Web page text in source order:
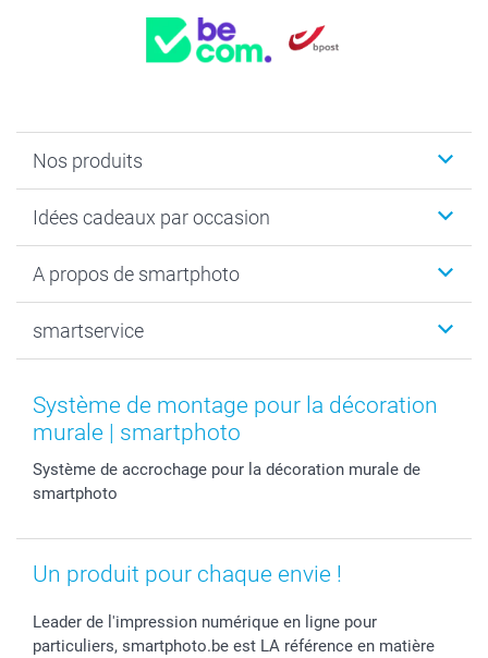
Nos produits
Cadeaux photo
Tirage photo & agrandissement
MyNameBook
Stickers & Etiquettes
Cadres photo, accessoires déco & bonbons
Dénicheur d'idées cadeau
Idées cadeaux par occasion
Anniversaire
Fin d'études
Naissance & baptême
Fête des Pères
Rentrée des classes
Communion
Saint-Valentin
Vacances
A propos de smartphoto
Durabilité
Conditions
Droit de rétraction
Conditions générales
Vie privée
Gestion des cookies
Tarifs
Droit de rétractation
smartservice
smartgarantie
smartbonus
Modes de paiement
Modes de livraison
Grandes Quantités
Statut de ma commande
Système de montage pour la décoration
murale | smartphoto
Système de accrochage pour la décoration murale de
smartphoto
Un produit pour chaque envie !
Leader de l'impression numérique en ligne pour
particuliers, smartphoto.be est LA référence en matière